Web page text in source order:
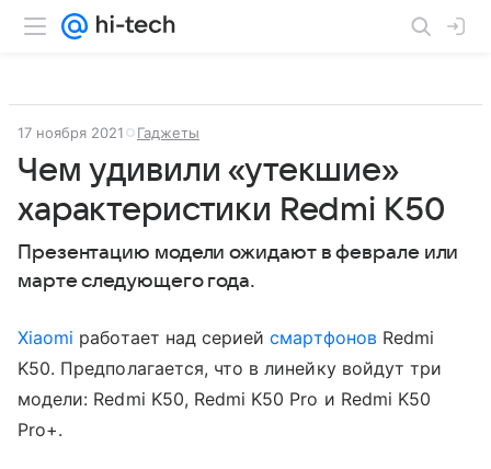
17 ноября 2021 Гаджеты
Чем удивили «утекшие»
характеристики Redmi K50
Презентацию модели ожидают в феврале или
марте следующего года.
Xiaomi работает над сериейсмартфоновRedmi
K50. Предполагается, что в линейку войдут три
модели: Redmi K50, Redmi K50 Pro и Redmi K50
Pro+.